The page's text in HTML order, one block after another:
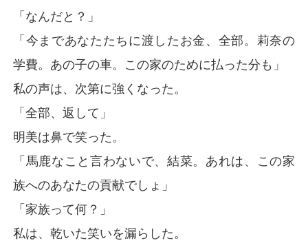
「なんだと？」
「今まであなたたちに渡したお金、全部。莉奈の
学費。あの子の車。この家のために払った分も」
私の声は、次第に強くなった。
「全部、返して」
明美は鼻で笑った。
「馬鹿なこと言わないで、結菜。あれは、この家
族へのあなたの貢献でしょ」
「家族って何？」
私は、乾いた笑いを漏らした。